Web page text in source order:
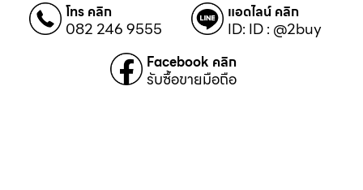
โทร คลิก
082 246 9555
แอดไลน์ คลิก
ID: ID : @2buy
Facebook คลิก
รับซื้อขายมือถือ